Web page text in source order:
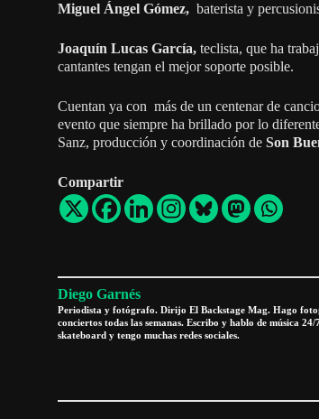
Miguel Ángel Gómez, baterista y
Joaquín Lucas García,teclista, que ha
cantantes tengan el mejor soporte posible.
Cuentan ya con más de un centenar de
evento que siempre ha brillado por lo
Sanz, producción y coordinación de Son
Compartir
Diego Garnés
Periodista y fotógrafo. Dirijo El Backstage Mag. Hago
conciertos todas las semanas. Escribo y hablo de música 24/
skateboard y tengo muchas redes sociales.